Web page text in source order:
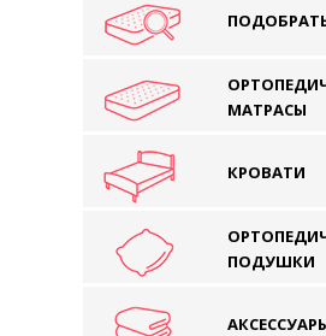
МАТРАСЫ
КРОВАТИ
ПОДУШКИ